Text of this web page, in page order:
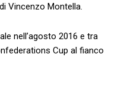
Vincenzo Montella.
nell’agosto 2016 e tra
Cup al fianco